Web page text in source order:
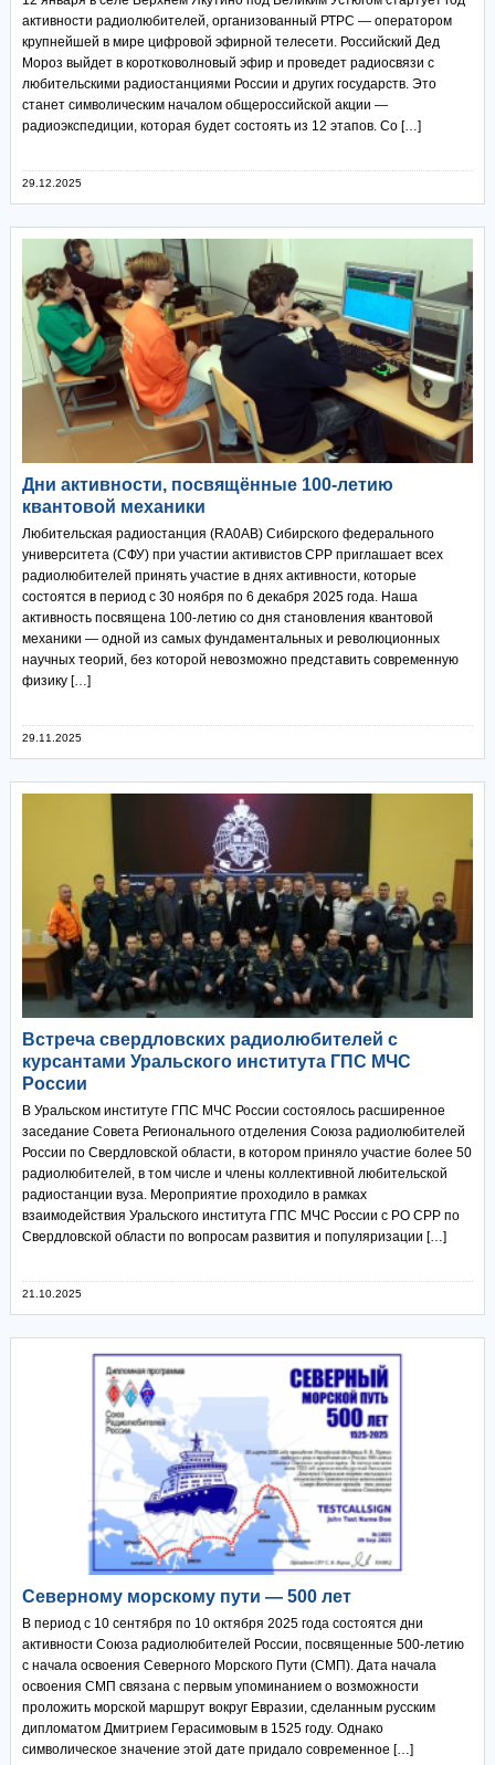
активности радиолюбителей, организованный РТРС — оператором
крупнейшей в мире цифровой эфирной телесети. Российский Дед
Мороз выйдет в коротковолновый эфир и проведет радиосвязи с
любительскими радиостанциями России и других государств. Это
станет символическим началом общероссийской акции —
радиоэкспедиции, которая будет состоять из 12 этапов. Со […]
29.12.2025
Дни активности, посвящённые 100-летию
квантовой механики
Любительская радиостанция (RA0AB) Сибирского федерального
университета (СФУ) при участии активистов СРР приглашает всех
радиолюбителей принять участие в днях активности, которые
состоятся в период с 30 ноября по 6 декабря 2025 года. Наша
активность посвящена 100-летию со дня становления квантовой
механики — одной из самых фундаментальных и революционных
научных теорий, без которой невозможно представить современную
физику […]
29.11.2025
Встреча свердловских радиолюбителей с
курсантами Уральского института ГПС МЧС
России
В Уральском институте ГПС МЧС России состоялось расширенное
заседание Совета Регионального отделения Союза радиолюбителей
России по Свердловской области, в котором приняло участие более 50
радиолюбителей, в том числе и члены коллективной любительской
радиостанции вуза. Мероприятие проходило в рамках
взаимодействия Уральского института ГПС МЧС России с РО СРР по
Свердловской области по вопросам развития и популяризации […]
21.10.2025
Северному морскому пути — 500 лет
В период с 10 сентября по 10 октября 2025 года состоятся дни
активности Союза радиолюбителей России, посвященные 500-летию
с начала освоения Северного Морского Пути (СМП). Дата начала
освоения СМП связана с первым упоминанием о возможности
проложить морской маршрут вокруг Евразии, сделанным русским
дипломатом Дмитрием Герасимовым в 1525 году. Однако
символическое значение этой дате придало современное […]